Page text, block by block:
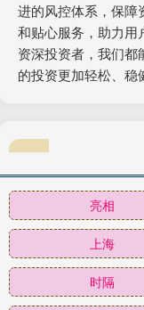
进的风控体系，保障
和贴心服务，助力用
资深投资者，我们都
的投资更加轻松、稳
亮相
上海
时隔